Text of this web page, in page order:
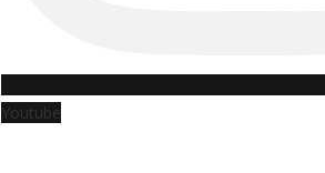
Youtube